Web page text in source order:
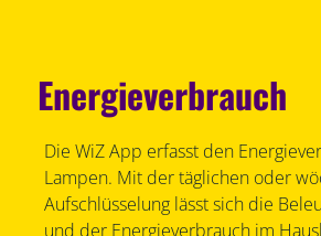
Energieverbrauch
Die WiZ App erfasst den
Lampen. Mit der täglichen oder
Aufschlüsselung lässt sich die
und der Energieverbrauch im